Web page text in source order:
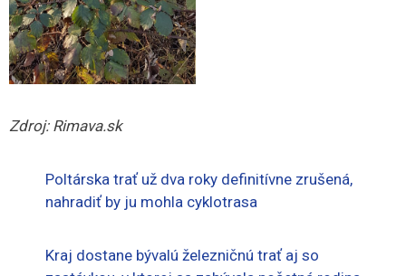
Zdroj: Rimava.sk
Poltárska trať už dva roky definitívne zrušená,
nahradiť by ju mohla cyklotrasa
Kraj dostane bývalú železničnú trať aj so